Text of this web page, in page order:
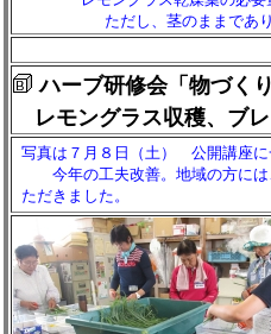
ただし、茎のままであ
ハーブ研修会「物づく
レモングラス収穫、ブ
写真は７月８日（土） 公開講座に
今年の工夫改善。地域の方には
ただきました。